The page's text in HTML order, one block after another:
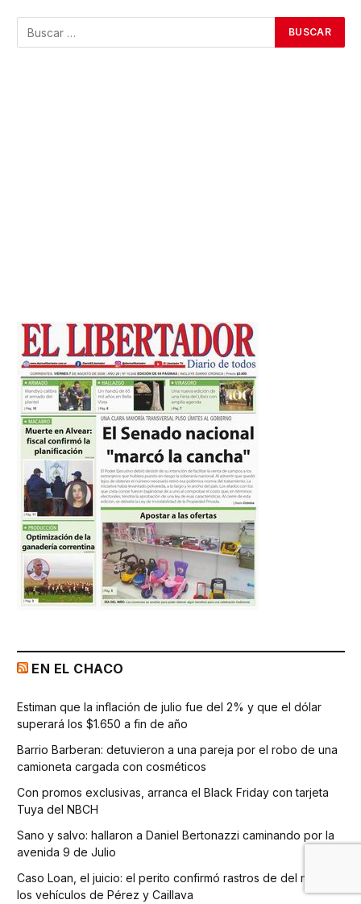
EN EL CHACO
Estiman que la inflación de julio fue del 2% y que el dólar
superará los $1.650 a fin de año
Barrio Barberan: detuvieron a una pareja por el robo de una
camioneta cargada con cosméticos
Con promos exclusivas, arranca el Black Friday con tarjeta
Tuya del NBCH
Sano y salvo: hallaron a Daniel Bertonazzi caminando por la
avenida 9 de Julio
Caso Loan, el juicio: el perito confirmó rastros de del niño en
los vehículos de Pérez y Caillava